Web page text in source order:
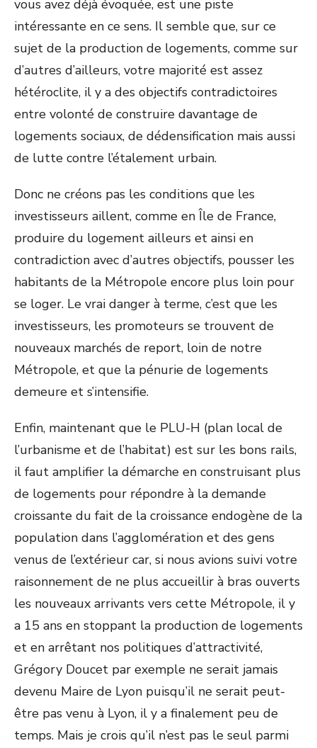
vous avez déjà évoquée, est une piste
intéressante en ce sens. Il semble que, sur ce
sujet de la production de logements, comme sur
d’autres d’ailleurs, votre majorité est assez
hétéroclite, il y a des objectifs contradictoires
entre volonté de construire davantage de
logements sociaux, de dédensification mais aussi
de lutte contre l’étalement urbain.
Donc ne créons pas les conditions que les
investisseurs aillent, comme en Île de France,
produire du logement ailleurs et ainsi en
contradiction avec d’autres objectifs, pousser les
habitants de la Métropole encore plus loin pour
se loger. Le vrai danger à terme, c’est que les
investisseurs, les promoteurs se trouvent de
nouveaux marchés de report, loin de notre
Métropole, et que la pénurie de logements
demeure et s’intensifie.
Enfin, maintenant que le PLU-H (plan local de
l’urbanisme et de l’habitat) est sur les bons rails,
il faut amplifier la démarche en construisant plus
de logements pour répondre à la demande
croissante du fait de la croissance endogène de la
population dans l’agglomération et des gens
venus de l’extérieur car, si nous avions suivi votre
raisonnement de ne plus accueillir à bras ouverts
les nouveaux arrivants vers cette Métropole, il y
a 15 ans en stoppant la production de logements
et en arrêtant nos politiques d’attractivité,
Grégory Doucet par exemple ne serait jamais
devenu Maire de Lyon puisqu’il ne serait peut-
être pas venu à Lyon, il y a finalement peu de
temps. Mais je crois qu’il n’est pas le seul parmi